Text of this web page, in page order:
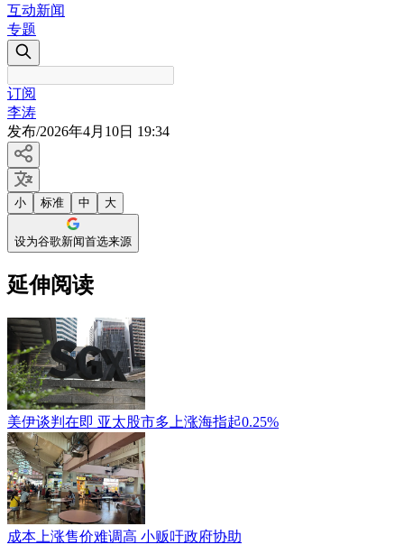
互动新闻
专题
订阅
李涛
发布/2026年4月10日 19:34
小 标准 中 大
设为谷歌新闻首选来源
延伸阅读
美伊谈判在即 亚太股市多上涨海指起0.25%
成本上涨售价难调高 小贩吁政府协助